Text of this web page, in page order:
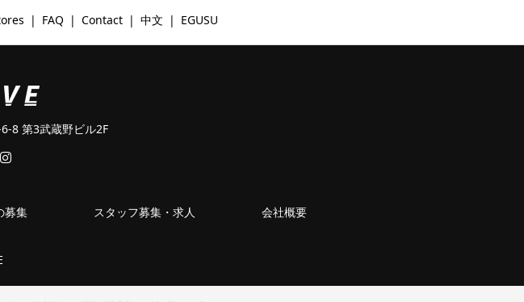
FAQ Contact 中文 EGUSU
8 第3武蔵野ビル2F
募集 スタッフ募集・求人
会社概要